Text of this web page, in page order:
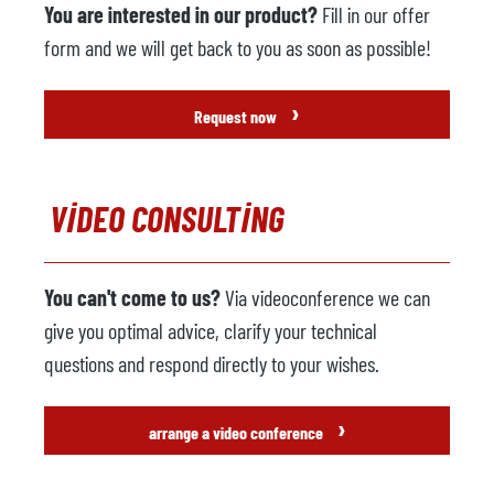
You are interested in our product? Fill in our offer
form and we will get back to you as soon as possible!
Request now ›
VIDEO CONSULTING
You can't come to us?Via videoconference we can
give you optimal advice, clarify your technical
questions and respond directly to your wishes.
arrange a video conference ›